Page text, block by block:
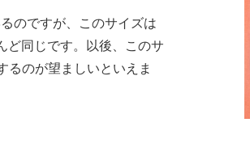
のですが、このサイズは
ど同じです。以後、このサ
るのが望ましいといえま